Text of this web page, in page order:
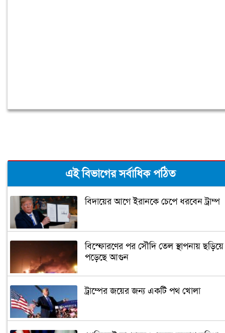
এই বিভাগের সর্বাধিক পঠিত
বিদায়ের আগে ইরানকে চেপে ধরবেন ট্রাম্প
বিস্ফোরণের পর সৌদি তেল স্থাপনায় ছড়িয়ে
পড়েছে আগুন
ট্রাম্পের জয়ের জন্য একটি পথ খোলা